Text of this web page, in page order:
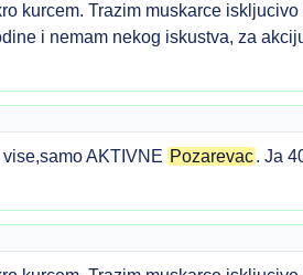
kurcem. Trazim muskarce iskljucivo
i nemam nekog iskustva, za
AKTIVNE Pozarevac. Ja